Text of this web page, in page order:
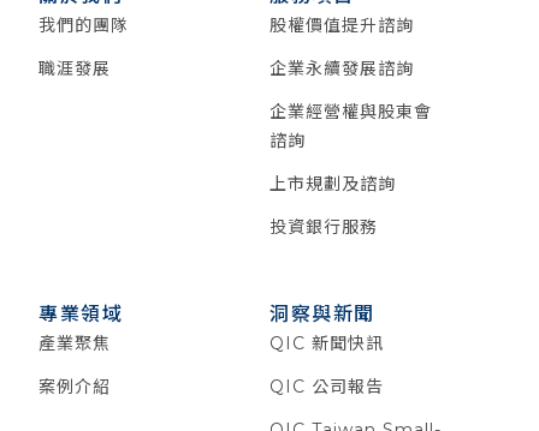
我們的團隊
職涯發展
股權價值提升諮詢
企業永續發展諮詢
企業經營權與股東會
諮詢
上市規劃及諮詢
投資銀行服務
專業領域
產業聚焦
案例介紹
洞察與新聞
QIC 新聞快訊
QIC 公司報告